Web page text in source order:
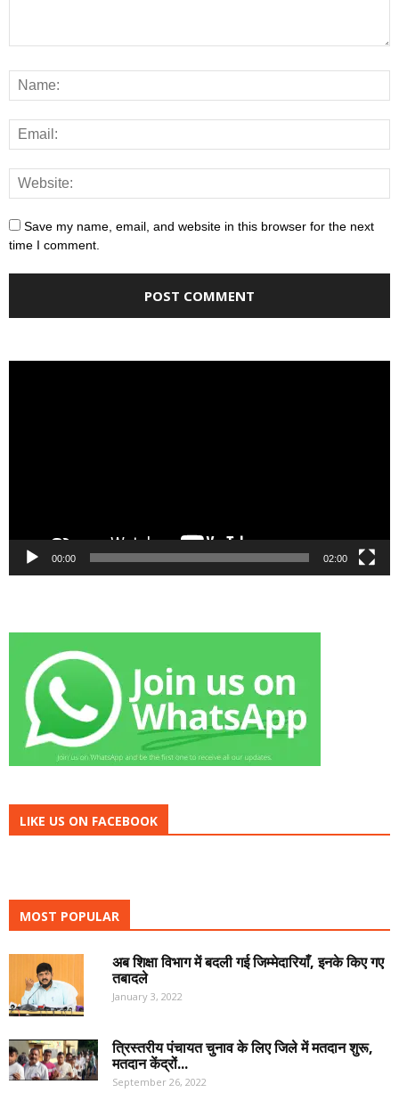
Save my name, email, and website in this browser for the next
time I comment.
00:00 02:00
LIKE US ON FACEBOOK
MOST POPULAR
अब शिक्षा विभाग में बदली गई जिम्मेदारियाँ, इनके किए गए
तबादले
January 3, 2022
त्रिस्तरीय पंचायत चुनाव के लिए जिले में मतदान शुरू,
मतदान केंद्रों...
September 26, 2022